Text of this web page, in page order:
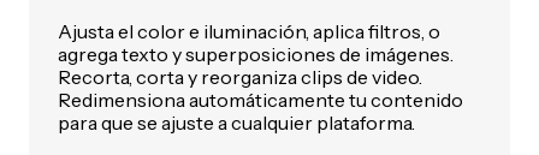
Ajusta el color e iluminación, aplica filtros, o
agrega texto y superposiciones de imágenes.
Recorta, corta y reorganiza clips de video.
Redimensiona automáticamente tu contenido
para que se ajuste a cualquier plataforma.